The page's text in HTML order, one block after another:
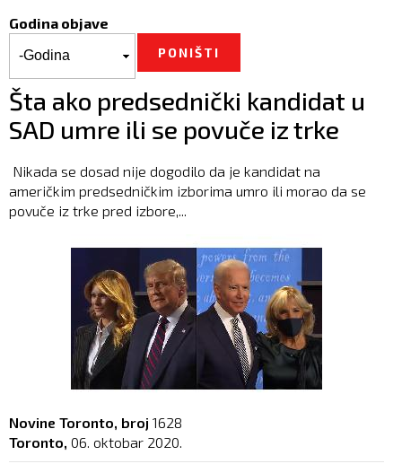
Godina objave
Šta ako predsednički kandidat u
SAD umre ili se povuče iz trke
Nikada se dosad nije dogodilo da je kandidat na
američkim predsedničkim izborima umro ili morao da se
povuče iz trke pred izbore,...
Novine Toronto, broj 1628
Toronto, 06. oktobar 2020.